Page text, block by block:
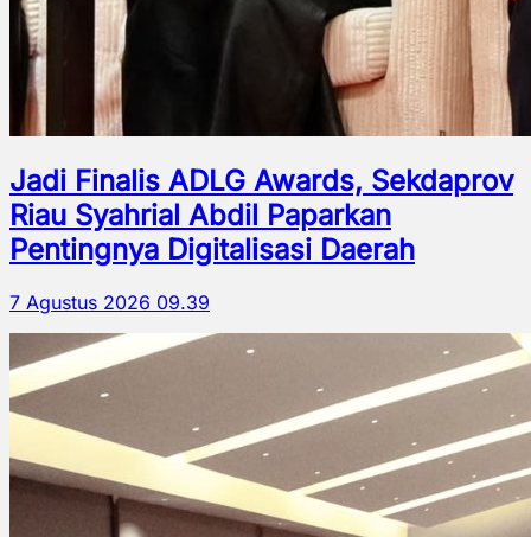
Jadi Finalis ADLG Awards, Sekdaprov
Riau Syahrial Abdil Paparkan
Pentingnya Digitalisasi Daerah
7 Agustus 2026 09.39